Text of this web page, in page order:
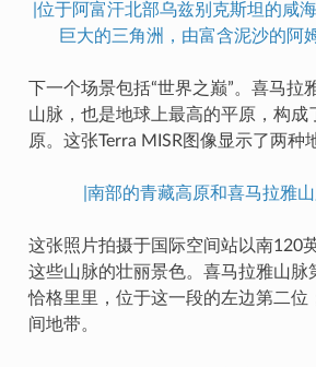
|位于阿富汗北部乌兹别克斯坦的咸
巨大的三角洲，由富含泥沙的阿
下一个场景包括“世界之巅”。喜马拉
山脉，也是地球上最高的平原，构成
原。这张Terra MISR图像显示了两种
|南部的青藏高原和喜马拉雅山
这张照片拍摄于国际空间站以南120
这些山脉的壮丽景色。喜马拉雅山脉
恰格里里，位于这一段的左边第二位
间地带。